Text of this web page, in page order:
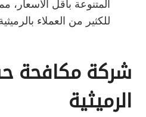
المتنوعة بأقل الأسعار،
للكثير من العملاء
شركة مكافحة
الرميثية